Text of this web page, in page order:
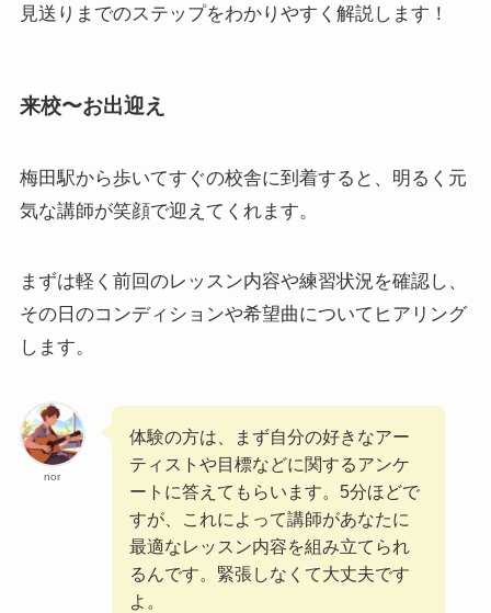
見送りまでのステップをわかりやすく解説します！
来校〜お出迎え
梅田駅から歩いてすぐの校舎に到着すると、明るく元
気な講師が笑顔で迎えてくれます。
まずは軽く前回のレッスン内容や練習状況を確認し、
その日のコンディションや希望曲についてヒアリング
します。
nor
体験の方は、まず自分の好きなアー
ティストや目標などに関するアンケ
ートに答えてもらいます。5分ほどで
すが、これによって講師があなたに
最適なレッスン内容を組み立てられ
るんです。緊張しなくて大丈夫です
よ。